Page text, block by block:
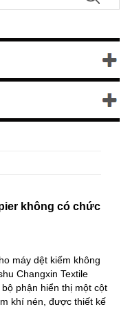
không có chức
máy dệt kiếm không
Changxin Textile
phận hiển thị một cột
khí nén, được thiết kế